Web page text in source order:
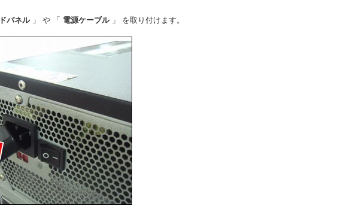
パネル」 や 「 電源ケーブル」 を取り付けます。